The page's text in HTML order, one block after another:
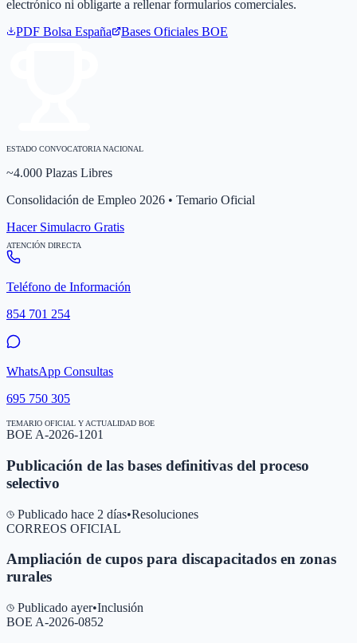
electrónico ni obligarte a rellenar formularios comerciales.
PDF Bolsa España Bases Oficiales BOE
ESTADO CONVOCATORIA NACIONAL
~4.000 Plazas Libres
Consolidación de Empleo 2026 • Temario Oficial
Hacer Simulacro Gratis
ATENCIÓN DIRECTA
Teléfono de Información
854 701 254
WhatsApp Consultas
695 750 305
TEMARIO OFICIAL Y ACTUALIDAD BOE
BOE A-2026-1201
Publicación de las bases definitivas del proceso
selectivo
Publicado hace 2 días•Resoluciones
CORREOS OFICIAL
Ampliación de cupos para discapacitados en zonas
rurales
Publicado ayer•Inclusión
BOE A-2026-0852